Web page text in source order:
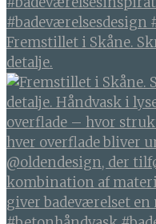
Fremstillet i Skåne.
detalje.